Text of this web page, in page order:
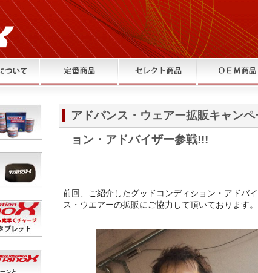
アドバンス・ウェアー拡販キャン
ョン・アドバイザー参戦!!!
前回、ご紹介したグッドコンディション・アドバ
ス・ウエアーの拡販にご協力して頂いております。